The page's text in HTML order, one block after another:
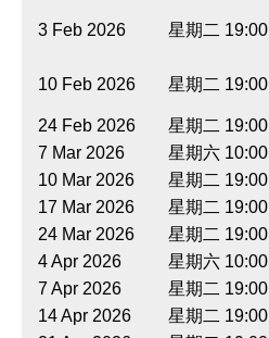
3 Feb 2026 星期二 19:00
10 Feb 2026 星期二 19:00
24 Feb 2026
星期二 19:00
7 Mar 2026
星期六 10:00
10 Mar 2026
星期二 19:00
17 Mar 2026
星期二 19:00
24 Mar 2026
星期二 19:00
4 Apr 2026
星期六 10:00
7 Apr 2026
星期二 19:00
14 Apr 2026
星期二 19:00